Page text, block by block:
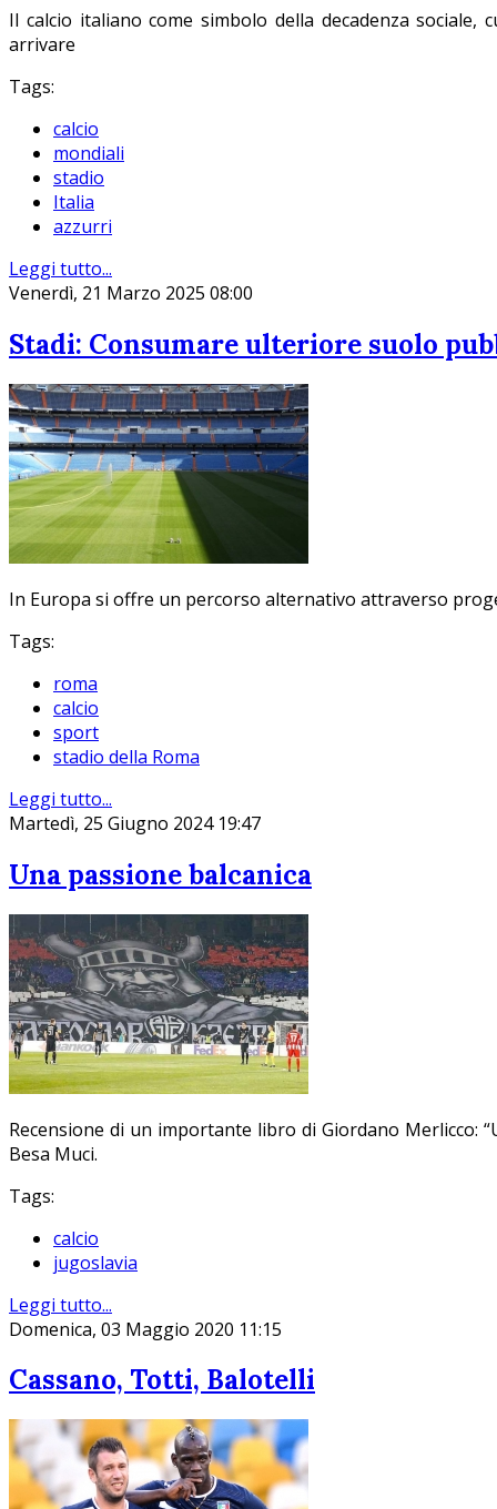
Il calcio italiano come simbolo della decadenza
arrivare
Tags:
calcio
mondiali
stadio
Italia
azzurri
Leggi tutto...
Venerdì, 21 Marzo 2025 08:00
Stadi: Consumare ulteriore suolo
In Europa si offre un percorso alternativo attraverso
Tags:
roma
calcio
sport
stadio della Roma
Leggi tutto...
Martedì, 25 Giugno 2024 19:47
Una passione balcanica
Recensione di un importante libro di Giordano Merlicco:
Besa Muci.
Tags:
calcio
jugoslavia
Leggi tutto...
Domenica, 03 Maggio 2020 11:15
Cassano, Totti, Balotelli